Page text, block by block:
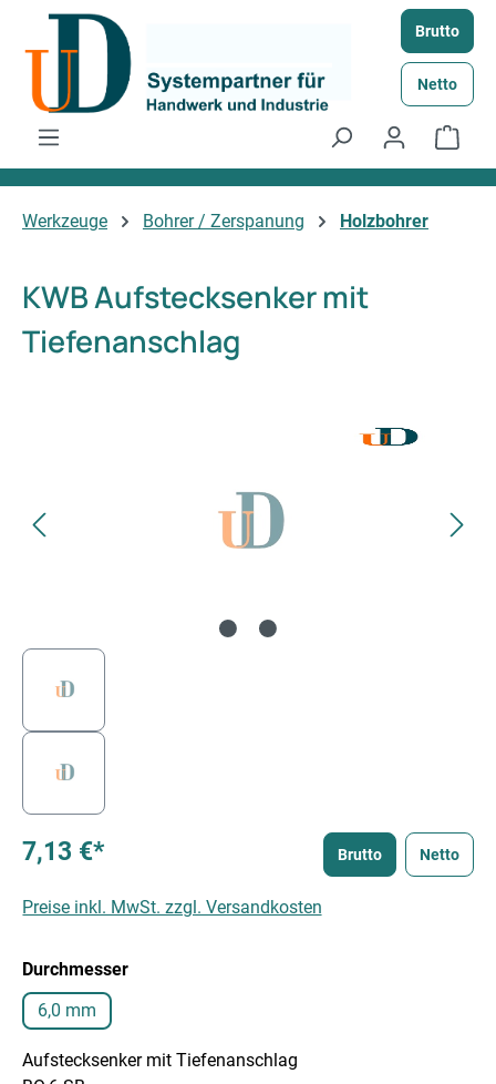
Zum Hauptinhalt springen Brutto
Netto
Werkzeuge Bohrer / Zerspanung Holzbohrer
KWB Aufstecksenker mit
Tiefenanschlag
7,13 €* Brutto Netto
Preise inkl. MwSt. zzgl. Versandkosten
Durchmesserauswählen
6,0 mm
Aufstecksenker mit Tiefenanschlag